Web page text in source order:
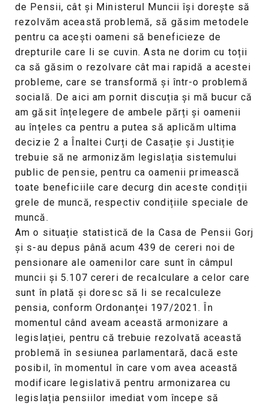
de Pensii, cât și Ministerul Muncii își dorește să
rezolvăm această problemă, să găsim metodele
pentru ca acești oameni să beneficieze de
drepturile care li se cuvin. Asta ne dorim cu toții
ca să găsim o rezolvare cât mai rapidă a acestei
probleme, care se transformă și într-o problemă
socială. De aici am pornit discuția și mă bucur că
am găsit înțelegere de ambele părți și oamenii
au înțeles ca pentru a putea să aplicăm ultima
decizie 2 a Înaltei Curți de Casație și Justiție
trebuie să ne armonizăm legislația sistemului
public de pensie, pentru ca oamenii primească
toate beneficiile care decurg din aceste condiții
grele de muncă, respectiv condițiile speciale de
muncă.
Am o situație statistică de la Casa de Pensii Gorj
și s-au depus până acum 439 de cereri noi de
pensionare ale oamenilor care sunt în câmpul
muncii și 5.107 cereri de recalculare a celor care
sunt în plată și doresc să li se recalculeze
pensia, conform Ordonanței 197/2021. În
momentul când aveam această armonizare a
legislației, pentru că trebuie rezolvată această
problemă în sesiunea parlamentară, dacă este
posibil, în momentul în care vom avea această
modificare legislativă pentru armonizarea cu
legislația pensiilor imediat vom începe să